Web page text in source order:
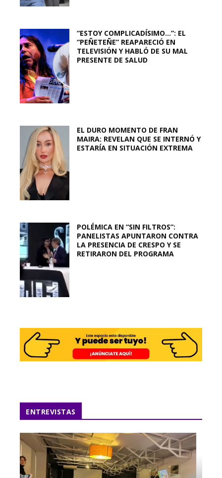
“ESTOY COMPLICADÍSIMO…”: EL
“PEÑETEÑE” REAPARECIÓ EN
TELEVISIÓN Y HABLÓ DE SU MAL
PRESENTE DE SALUD
EL DURO MOMENTO DE FRAN
MAIRA: REVELAN QUE SE INTERNÓ Y
ESTARÍA EN SITUACIÓN EXTREMA
POLÉMICA EN “SIN FILTROS”:
PANELISTAS APUNTARON CONTRA
LA PRESENCIA DE CRESPO Y SE
RETIRARON DEL PROGRAMA
ENTREVISTAS